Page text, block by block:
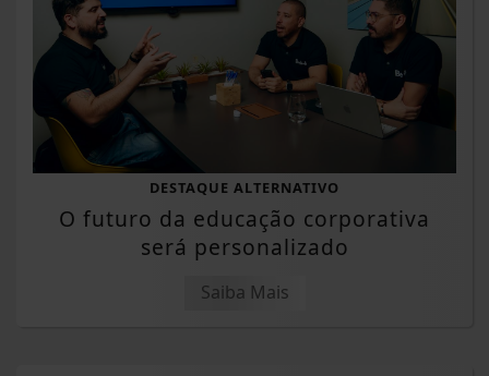
DESTAQUE ALTERNATIVO
O futuro da educação corporativa
será personalizado
Saiba Mais